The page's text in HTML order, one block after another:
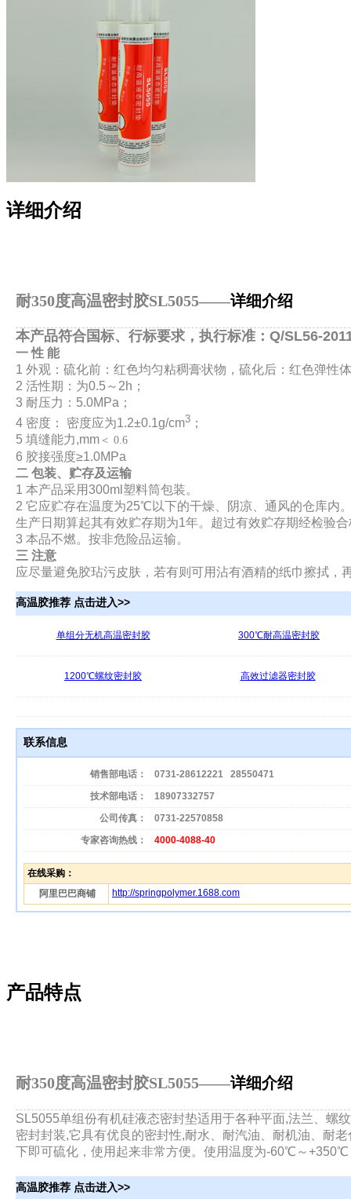
详细介绍
耐350度高温密封胶SL5055——详细介绍
本产品符合国标、行标要求，执行标准：Q/SL56-
一性 能
1 外观：硫化前：红色均匀粘稠膏状物，硫化后：红色弹性
2 活性期：为0.5～2h；
3 耐压力：5.0MPa；
4 密度： 密度应为1.2±0.1g/cm3 ；
5 填缝能力,mm ＜ 0.6
6 胶接强度≥1.0MPa
二 包装、贮存及运输
1 本产品采用300ml塑料筒包装。
2 它应贮存在温度为25℃以下的干燥、阴凉、通风的仓库内
生产日期算起其有效贮存期为1年。超过有效贮存期经检验
3 本品不燃。按非危险品运输。
三 注意
应尽量避免胶玷污皮肤，若有则可用沾有酒精的纸巾擦拭，
高温胶推荐 点击进入>>
单组分无机高温密封胶 300℃耐高温密封胶
1200℃螺纹密封胶 高效过滤器密封胶
联系信息
销售部电话： 0731-28612221
28550471
技术部电话：
18907332757
公司传真：
0731-22570858
专家咨询热线：
4000-4088-40
在线采购：
阿里巴巴商铺
http://springpolymer.1688.com
产品特点
耐350度高温密封胶SL5055——详细介绍
SL5055单组份有机硅液态密封垫适用于各种平面,法兰、螺
密封封装,它具有优良的密封性,耐水、耐汽油、耐机油、耐
下即可硫化，使用起来非常方便。使用温度为-60℃～
高温胶推荐 点击进入>>